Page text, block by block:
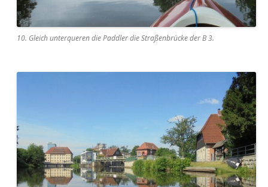
10. Gleich unterqueren die Paddler die Straßenbrücke der B 3.